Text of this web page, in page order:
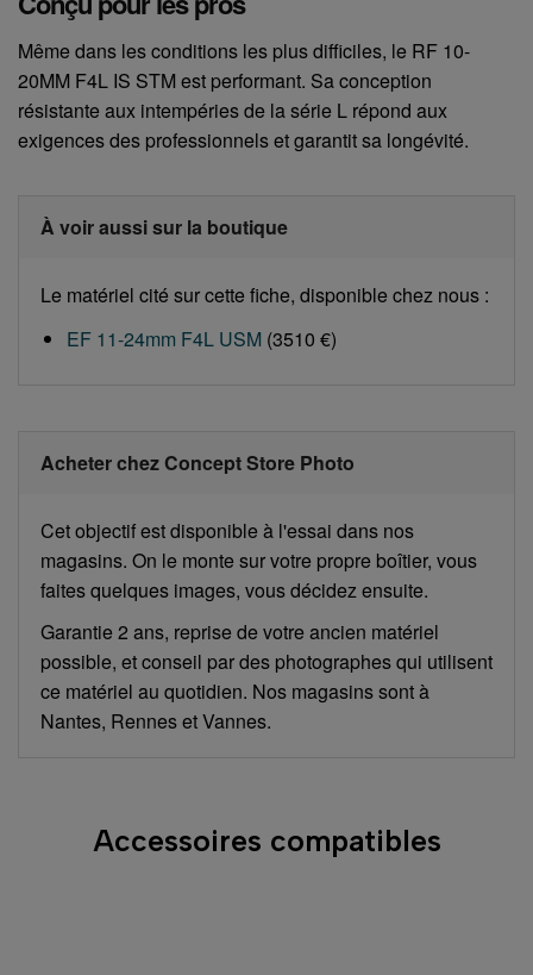
Même dans les conditions les plus difficiles, le RF 10-
20MM F4L IS STM est performant. Sa conception
résistante aux intempéries de la série L répond aux
exigences des professionnels et garantit sa longévité.
À voir aussi sur la boutique
Le matériel cité sur cette fiche, disponible chez nous :
EF 11-24mm F4L USM (3510 €)
Acheter chez Concept Store Photo
Cet objectif est disponible à l'essai dans nos
magasins. On le monte sur votre propre boîtier, vous
faites quelques images, vous décidez ensuite.
Garantie 2 ans, reprise de votre ancien matériel
possible, et conseil par des photographes qui utilisent
ce matériel au quotidien. Nos magasins sont à
Nantes, Rennes et Vannes.
Accessoires compatibles